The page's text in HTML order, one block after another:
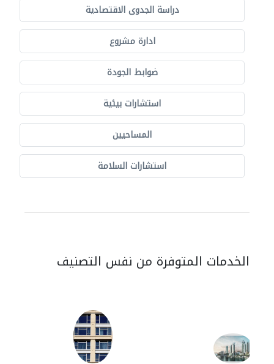
دراسة الجدوى الاقتصادية
ادارة مشروع
ضوابط الجودة
استشارات بيئية
المساحيين
استشارات السلامة
الخدمات المتوفرة من نفس التصنيف